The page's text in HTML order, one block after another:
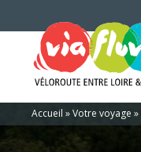
Accueil »Votre voyage »